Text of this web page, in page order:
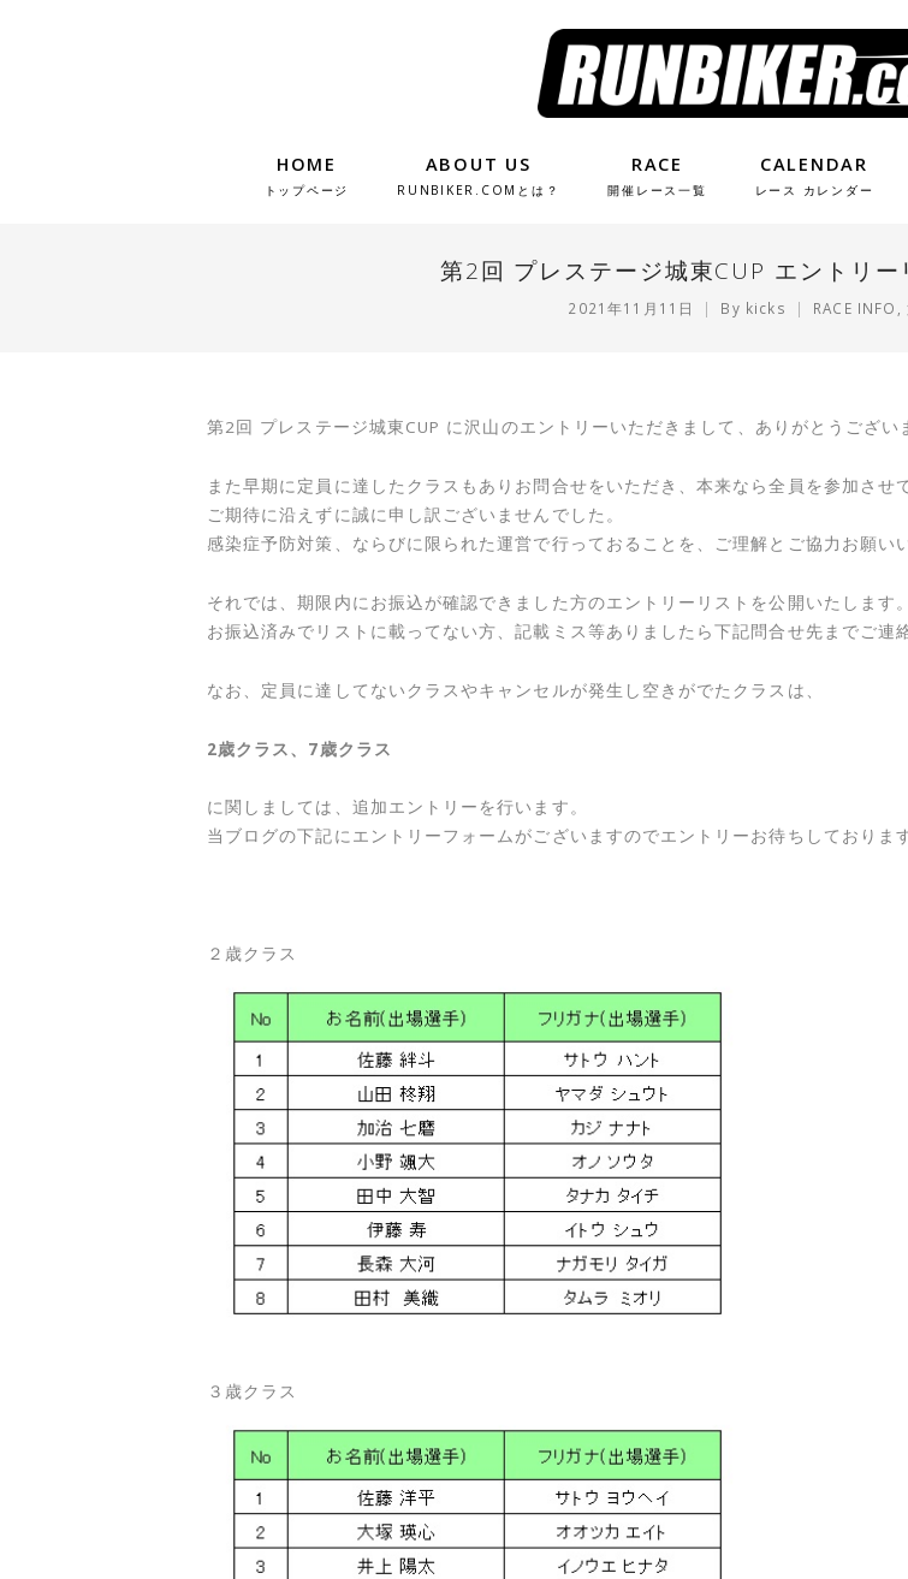
HOME
トップページ
ABOUT US
RUNBIKER.COMとは？
RACE
開催レース一覧
CALENDAR
レース カレンダー
第2回 プレステージ城東CUP エントリ
2021年11月11日 By kicks RACE INFO
第2回 プレステージ城東CUP に沢山のエントリーいただきまして、ありがとうござい
また早期に定員に達したクラスもありお問合せをいただき、本来なら全員を参加させ
ご期待に沿えずに誠に申し訳ございませんでした。
感染症予防対策、ならびに限られた運営で行っておることを、ご理解とご協力お願い
それでは、期限内にお振込が確認できました方のエントリーリストを公開いたします。
お振込済みでリストに載ってない方、記載ミス等ありましたら下記問合せ先までご連
なお、定員に達してないクラスやキャンセルが発生し空きがでたクラスは、
2歳クラス、7歳クラス
に関しましては、追加エントリーを行います。
当ブログの下記にエントリーフォームがございますのでエントリーお待ちしております
２歳クラス
３歳クラス